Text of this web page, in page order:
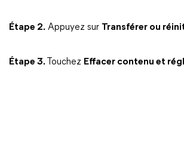
Étape 2. Appuyez sur Transférer ou
Étape 3. Touchez Effacer contenu et